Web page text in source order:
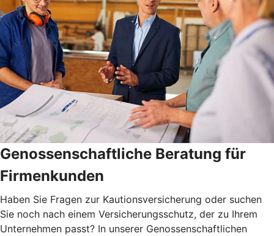
Genossenschaftliche Beratung für
Firmenkunden
Haben Sie Fragen zur Kautionsversicherung oder suchen
Sie noch nach einem Versicherungsschutz, der zu Ihrem
Unternehmen passt? In unserer Genossenschaftlichen